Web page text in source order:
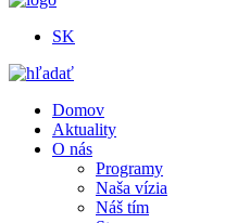
SK
Domov
Aktuality
O nás
Programy
Naša vízia
Náš tím